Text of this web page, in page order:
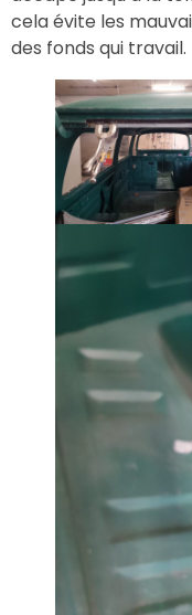
cela évite les
des fonds qui travail.